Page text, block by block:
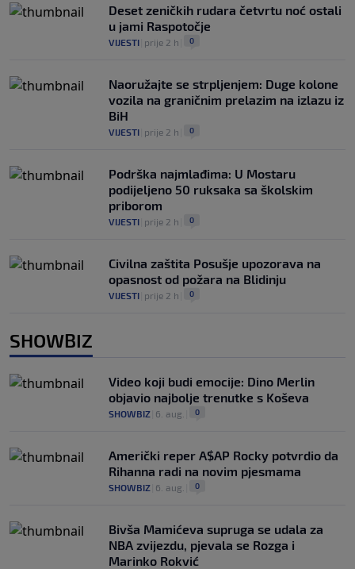
Deset zeničkih rudara četvrtu noć ostali
u jami Raspotočje
VIJESTI prije 2 h 0
Naoružajte se strpljenjem: Duge kolone
vozila na graničnim prelazim na izlazu iz
BiH
VIJESTI prije 2 h 0
Podrška najmlađima: U Mostaru
podijeljeno 50 ruksaka sa školskim
priborom
VIJESTI prije 2 h 0
Civilna zaštita Posušje upozorava na
opasnost od požara na Blidinju
VIJESTI prije 2 h 0
SHOWBIZ
Video koji budi emocije: Dino Merlin
objavio najbolje trenutke s Koševa
SHOWBIZ 6. aug. 0
Američki reper A$AP Rocky potvrdio da
Rihanna radi na novim pjesmama
SHOWBIZ 6. aug. 0
Bivša Mamićeva supruga se udala za
NBA zvijezdu, pjevala se Rozga i
Marinko Rokvić